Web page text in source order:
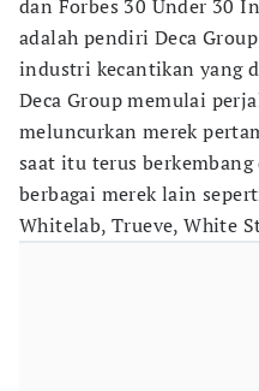
dan Forbes 30 Under 30
adalah pendiri Deca
industri kecantikan yang
Deca Group memulai
meluncurkan merek
saat itu terus
berbagai merek lain
Whitelab, Trueve, White